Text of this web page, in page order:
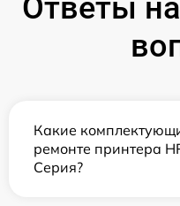
Ответы
Какие
ремонте принтера
Серия?